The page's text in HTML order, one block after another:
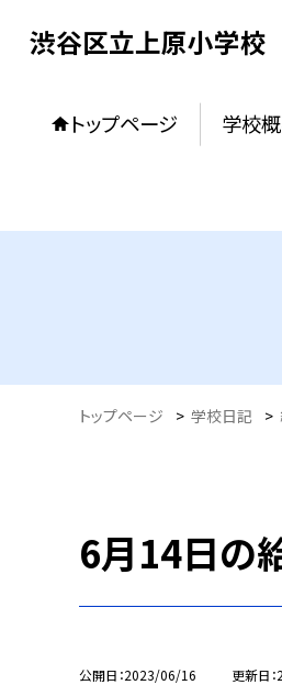
渋谷区立上原小学校
トップページ 学校
トップページ > 学校日記 >
6月14日の
公開日 2023/06/16 更新日